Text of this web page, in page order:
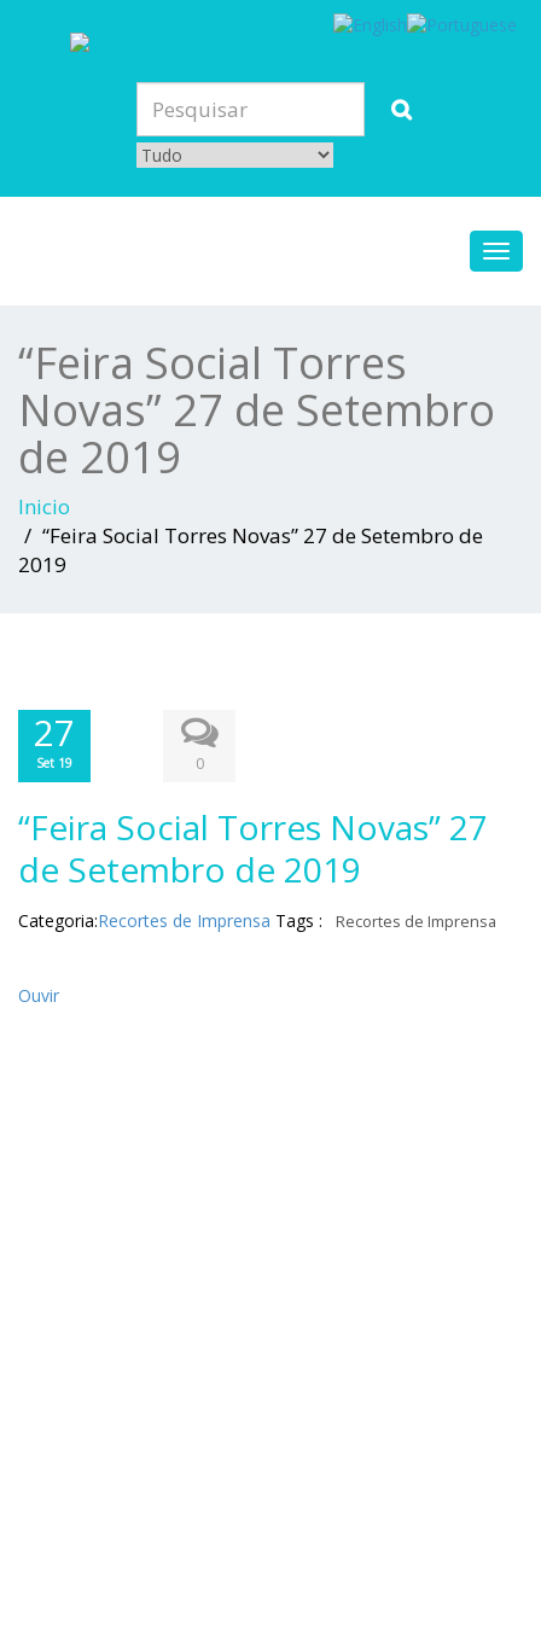
“Feira Social Torres
Novas” 27 de Setembro
de 2019
Inicio
“Feira Social Torres Novas” 27 de Setembro de
2019
27
Set 19 0
“Feira Social Torres Novas” 27
de Setembro de 2019
Categoria:Recortes de Imprensa Tags : Recortes de Imprensa
Ouvir